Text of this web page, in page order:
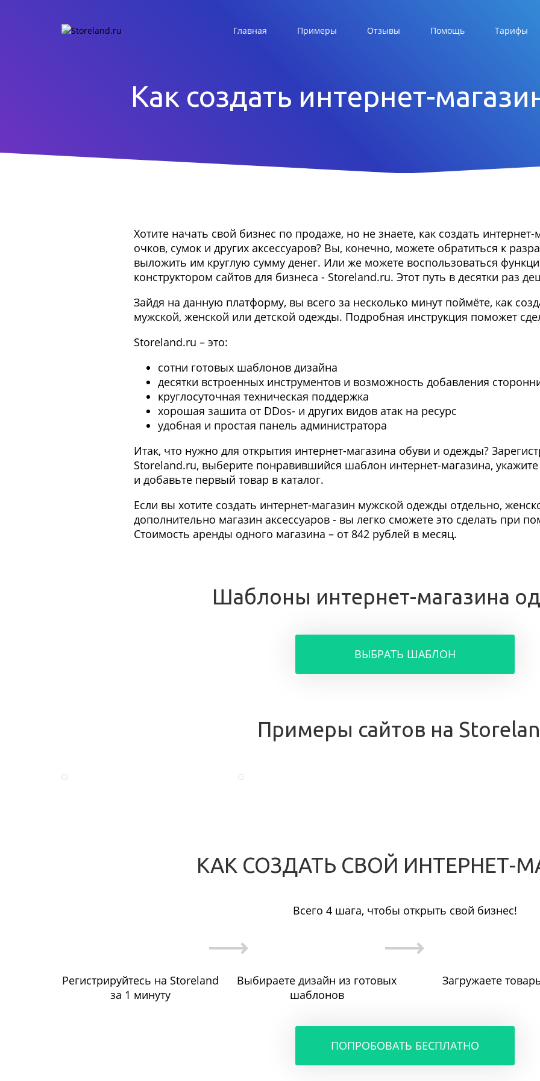
Главная Примеры Отзывы Помощь Тарифы
Как создать интернет-
Хотите начать свой бизнес по продаже, но не знаете, как создать
очков, сумок и других аксессуаров? Вы, конечно, можете обратиться к
выложить им круглую сумму денег. Или же можете воспользоваться
конструктором сайтов для бизнеса - Storeland.ru. Этот путь в десятки раз
Зайдя на данную платформу, вы всего за несколько минут поймёте, как
мужской, женской или детской одежды. Подробная инструкция поможет
Storeland.ru – это:
сотни готовых шаблонов дизайна
десятки встроенных инструментов и возможность добавления
круглосуточная техническая поддержка
хорошая зашита от DDos- и других видов атак на ресурс
удобная и простая панель администратора
Итак, что нужно для открытия интернет-магазина обуви и одежды?
Storeland.ru, выберите понравившийся шаблон интернет-магазина,
и добавьте первый товар в каталог.
Если вы хотите создать интернет-магазин мужской одежды отдельно,
дополнительно магазин аксессуаров - вы легко сможете это сделать при
Стоимость аренды одного магазина – от 842 рублей в месяц.
Шаблоны интернет-магазина
ВЫБРАТЬ ШАБЛОН
Примеры сайтов на
КАК СОЗДАТЬ СВОЙ ИНТЕРНЕТ-
Всего 4 шага, чтобы открыть свой бизнес!
Регистрируйтесь на Storeland
за 1 минуту
Выбираете дизайн из готовых
шаблонов
Загружаете
ПОПРОБОВАТЬ БЕСПЛАТНО